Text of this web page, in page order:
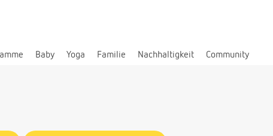
Baby Yoga Familie Nachhaltigkeit Community